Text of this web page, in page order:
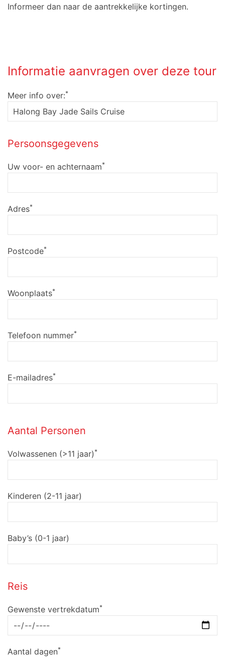
Informeer dan naar de aantrekkelijke kortingen.
Informatie aanvragen over deze tour
Meer info over:*
Persoonsgegevens
Uw voor- en achternaam*
Adres*
Postcode*
Woonplaats*
Telefoon nummer*
E-mailadres*
Aantal Personen
Volwassenen (>11 jaar)*
Kinderen (2-11 jaar)
Baby’s (0-1 jaar)
Reis
Gewenste vertrekdatum*
Aantal dagen*